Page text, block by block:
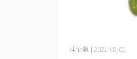
連怡甄 | 2021-08-05